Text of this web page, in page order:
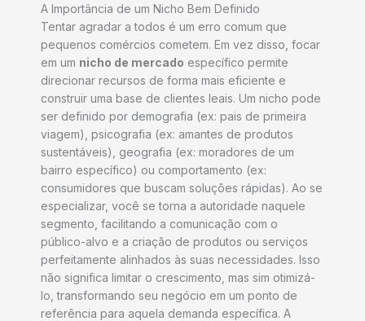
A Importância de um Nicho Bem Definido
Tentar agradar a todos é um erro comum que
pequenos comércios cometem. Em vez disso, focar
em um nicho de mercado específico permite
direcionar recursos de forma mais eficiente e
construir uma base de clientes leais. Um nicho pode
ser definido por demografia (ex: pais de primeira
viagem), psicografia (ex: amantes de produtos
sustentáveis), geografia (ex: moradores de um
bairro específico) ou comportamento (ex:
consumidores que buscam soluções rápidas). Ao se
especializar, você se torna a autoridade naquele
segmento, facilitando a comunicação com o
público-alvo e a criação de produtos ou serviços
perfeitamente alinhados às suas necessidades. Isso
não significa limitar o crescimento, mas sim otimizá-
lo, transformando seu negócio em um ponto de
referência para aquela demanda específica. A